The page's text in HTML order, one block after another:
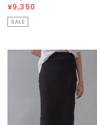
¥9,350
SALE